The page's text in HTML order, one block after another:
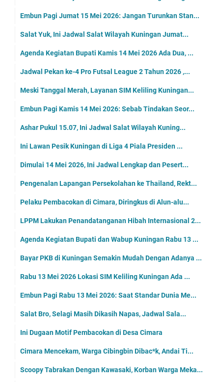
Embun Pagi Jumat 15 Mei 2026: Jangan Turunkan Stan...
Salat Yuk, Ini Jadwal Salat Wilayah Kuningan Jumat...
Agenda Kegiatan Bupati Kamis 14 Mei 2026 Ada Dua, ...
Jadwal Pekan ke-4 Pro Futsal League 2 Tahun 2026 ,...
Meski Tanggal Merah, Layanan SIM Keliling Kuningan...
Embun Pagi Kamis 14 Mei 2026: Sebab Tindakan Seor...
Ashar Pukul 15.07, Ini Jadwal Salat Wilayah Kuning...
Ini Lawan Pesik Kuningan di Liga 4 Piala Presiden ...
Dimulai 14 Mei 2026, Ini Jadwal Lengkap dan Pesert...
Pengenalan Lapangan Persekolahan ke Thailand, Rekt...
Pelaku Pembacokan di Cimara, Diringkus di Alun-alu...
LPPM Lakukan Penandatanganan Hibah Internasional 2...
Agenda Kegiatan Bupati dan Wabup Kuningan Rabu 13 ...
Bayar PKB di Kuningan Semakin Mudah Dengan Adanya ...
Rabu 13 Mei 2026 Lokasi SIM Keliling Kuningan Ada ...
Embun Pagi Rabu 13 Mei 2026: Saat Standar Dunia Me...
Salat Bro, Selagi Masih Dikasih Napas, Jadwal Sala...
Ini Dugaan Motif Pembacokan di Desa Cimara
Cimara Mencekam, Warga Cibingbin Dibac*k, Andai Ti...
Scoopy Tabrakan Dengan Kawasaki, Korban Warga Meka...